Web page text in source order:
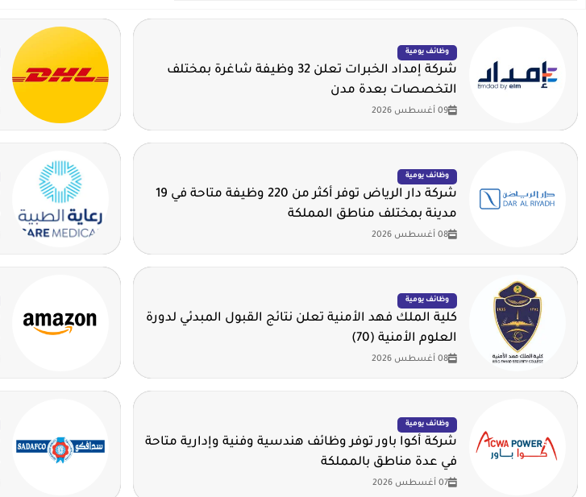
وظائف يومية
شركة إمداد الخبرات تعلن 32 وظيفة شاغرة بمختلف
التخصصات بعدة مدن
09 أغسطس 2026
وظائف يومية
شركة دار الرياض توفر أكثر من 220 وظيفة متاحة في 19
مدينة بمختلف مناطق المملكة
08 أغسطس 2026
وظائف يومية
كلية الملك فهد الأمنية تعلن نتائج القبول المبدئي لدورة
العلوم الأمنية (70)
08 أغسطس 2026
وظائف يومية
شركة أكوا باور توفر وظائف هندسية وفنية وإدارية متاحة
في عدة مناطق بالمملكة
07 أغسطس 2026